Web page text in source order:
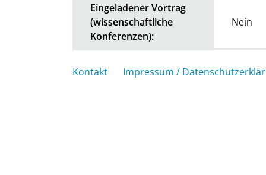
Eingeladener Vortrag
(wissenschaftliche
Konferenzen):
Nein
Kontakt Impressum /